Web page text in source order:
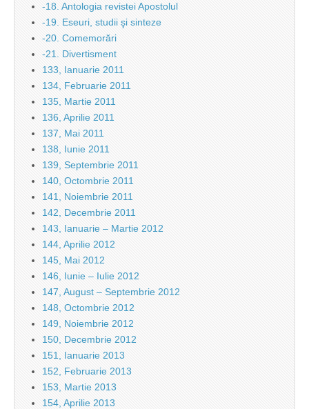
-18. Antologia revistei Apostolul
-19. Eseuri, studii şi sinteze
-20. Comemorări
-21. Divertisment
133, Ianuarie 2011
134, Februarie 2011
135, Martie 2011
136, Aprilie 2011
137, Mai 2011
138, Iunie 2011
139, Septembrie 2011
140, Octombrie 2011
141, Noiembrie 2011
142, Decembrie 2011
143, Ianuarie – Martie 2012
144, Aprilie 2012
145, Mai 2012
146, Iunie – Iulie 2012
147, August – Septembrie 2012
148, Octombrie 2012
149, Noiembrie 2012
150, Decembrie 2012
151, Ianuarie 2013
152, Februarie 2013
153, Martie 2013
154, Aprilie 2013